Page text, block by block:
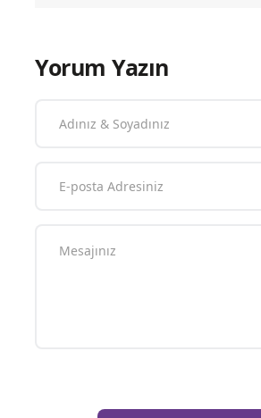
Yorum Yazın